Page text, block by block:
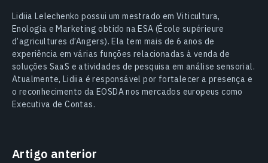
Lidiia Lelechenko possui um mestrado em Viticultura,
Enologia e Marketing obtido na ESA (École supérieure
d’agricultures d’Angers). Ela tem mais de 6 anos de
experiência em várias funções relacionadas à venda de
soluções SaaS e atividades de pesquisa em análise sensorial.
Atualmente, Lidiia é responsável por fortalecer a presença e
o reconhecimento da EOSDA nos mercados europeus como
Executiva de Contas.
Artigo anterior